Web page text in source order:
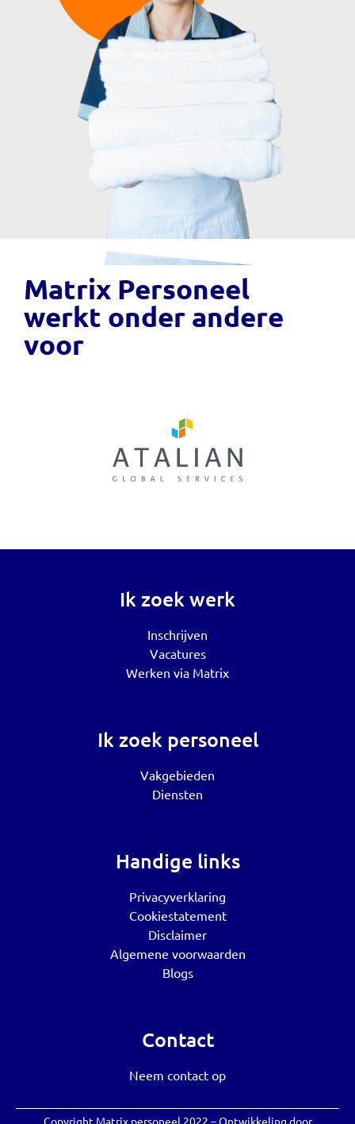
Matrix Personeel
werkt onder andere
voor
Ik zoek werk
Inschrijven
Vacatures
Werken via Matrix
Ik zoek personeel
Vakgebieden
Diensten
Handige links
Privacyverklaring
Cookiestatement
Disclaimer
Algemene voorwaarden
Blogs
Contact
Neem contact op
Copyright Matrix personeel 2022 – Ontwikkeling door